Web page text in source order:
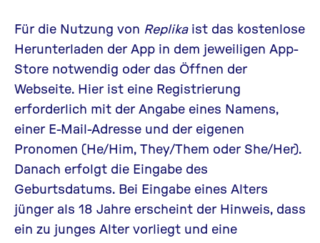
Für die Nutzung von Replikaist das kostenlose
Herunterladen der App in dem jeweiligen App-
Store notwendig oder das Öffnen der
Webseite. Hier ist eine Registrierung
erforderlich mit der Angabe eines Namens,
einer E-Mail-Adresse und der eigenen
Pronomen (He/Him, They/Them oder She/Her).
Danach erfolgt die Eingabe des
Geburtsdatums. Bei Eingabe eines Alters
jünger als 18 Jahre erscheint der Hinweis, dass
ein zu junges Alter vorliegt und eine